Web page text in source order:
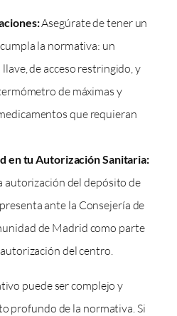
Asegúrate de tener un
la normativa: un
de acceso restringido, y
de máximas y
que requieran
en tu Autorización Sanitaria:
autorización del depósito de
ante la Consejería de
de Madrid como parte
del centro.
puede ser complejo y
profundo de la normativa. Si